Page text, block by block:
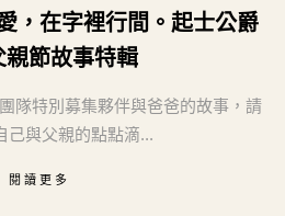
，在字裡行間。起士公爵
親節故事特輯
特別募集夥伴與爸爸的故事，請
己與父親的點點滴...
閱讀更多